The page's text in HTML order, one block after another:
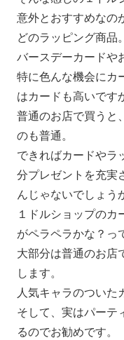
意外とおすすめなの
どのラッピング商品。
バースデーカードや
特に色んな機会にカ
はカードも高いです
普通のお店で買うと
のも普通。
できればカードやラ
分プレゼントを充実
んじゃないでしょう
１ドルショップのカ
がペラペラかな？っ
大部分は普通のお店
します。
人気キャラのついた
そして、実はパーテ
るのでお勧めです。